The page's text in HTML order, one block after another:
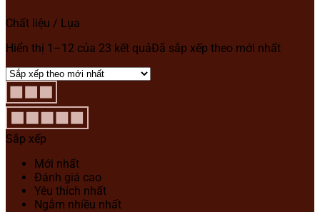
Chất liệu / Lụa
Hiển thị 1–12 của 23 kết quảĐã sắp xếp theo mới nhất
Sắp xếp
Mới nhất
Đánh giá cao
Yêu thích nhất
Ngắm nhiều nhất